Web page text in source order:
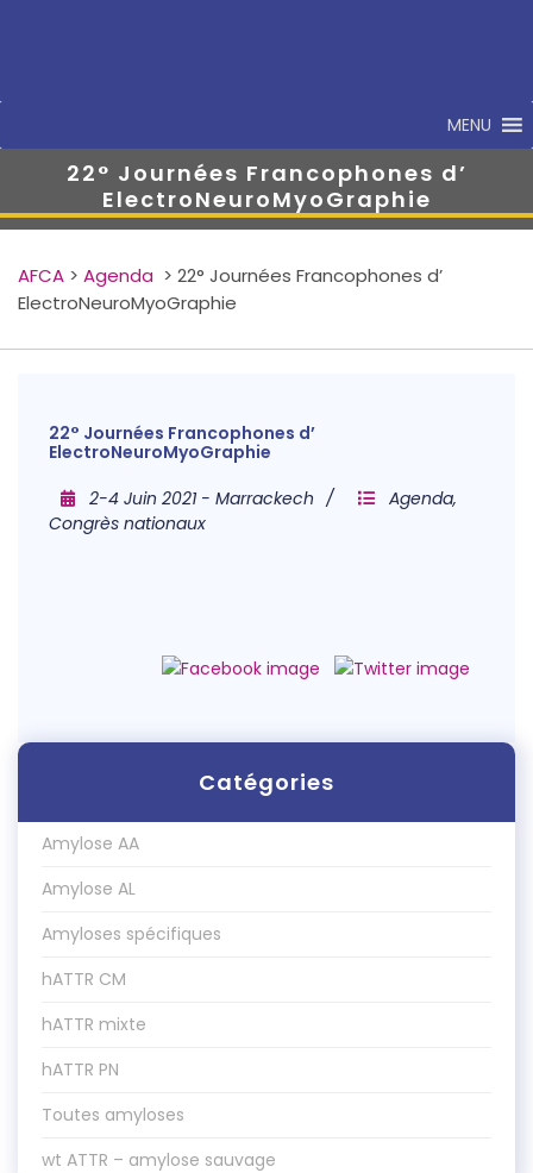
MENU
22° Journées Francophones d’
ElectroNeuroMyoGraphie
AFCA > Agenda > 22° Journées Francophones d’
ElectroNeuroMyoGraphie
22° Journées Francophones d’
ElectroNeuroMyoGraphie
2-4 Juin 2021 - Marrackech
Agenda,
Congrès nationaux
Catégories
Amylose AA
Amylose AL
Amyloses spécifiques
hATTR CM
hATTR mixte
hATTR PN
Toutes amyloses
wt ATTR – amylose sauvage